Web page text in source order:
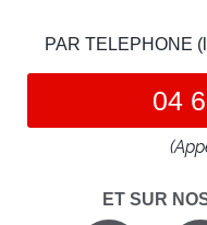
PAR TELEPHONE
04
ET SUR